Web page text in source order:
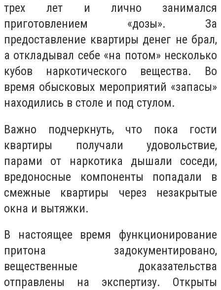
трех лет и лично занимался
приготовлением «дозы». За
предоставление квартиры денег не брал,
а откладывал себе «на потом» несколько
кубов наркотического вещества. Во
время обысковых мероприятий «запасы»
находились в столе и под стулом.
Важно подчеркнуть, что пока гости
квартиры получали удовольствие,
парами от наркотика дышали соседи,
вредоносные компоненты попадали в
смежные квартиры через незакрытые
окна и вытяжки.
В настоящее время функционирование
притона задокументировано,
вещественные доказательства
отправлены на экспертизу. Открыты